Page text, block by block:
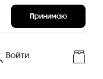
Принимаю
Войти